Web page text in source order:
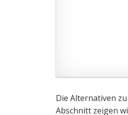
Die Alternativen
Abschnitt zeigen